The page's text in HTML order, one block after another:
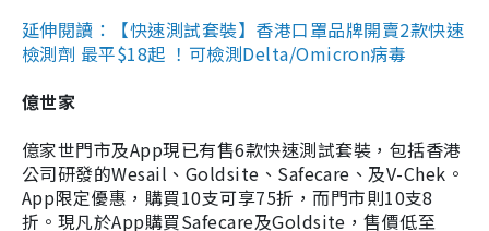
延伸閱讀：【快速測試套裝】香港口罩品牌開賣2款快速
檢測劑 最平$18起 ！可檢測Delta/Omicron病毒
億世家
億家世門市及App現已有售6款快速測試套裝，包括香港
公司研發的Wesail、Goldsite、Safecare、及V-Chek。
App限定優惠，購買10支可享75折，而門市則10支8
折。現凡於App購買Safecare及Goldsite，售價低至